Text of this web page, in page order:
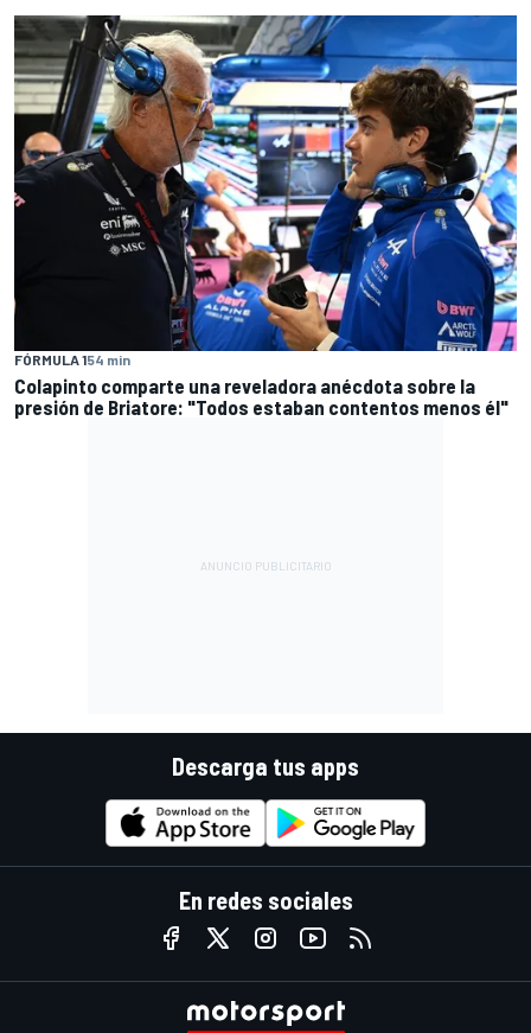
FÓRMULA 154 min
Colapinto comparte una reveladora anécdota sobre la
presión de Briatore: "Todos estaban contentos menos él"
Descarga tus apps
En redes sociales